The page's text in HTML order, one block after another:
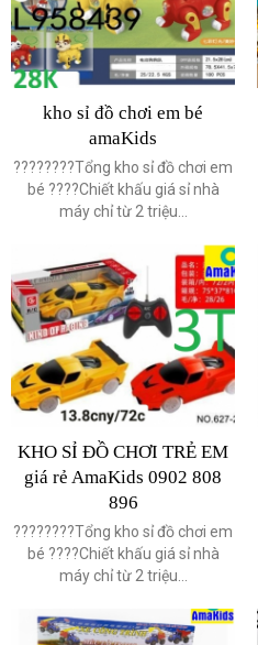
kho sỉ đồ chơi em bé
amaKids
????????Tổng kho sỉ đồ chơi em
bé ????Chiết khấu giá sỉ nhà
máy chỉ từ 2 triệu...
KHO SỈ ĐỒ CHƠI TRẺ EM
giá rẻ AmaKids 0902 808
896
????????Tổng kho sỉ đồ chơi em
bé ????Chiết khấu giá sỉ nhà
máy chỉ từ 2 triệu...